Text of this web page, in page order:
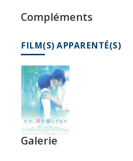
Compléments
FILM(S) APPARENTÉ(S)
Galerie